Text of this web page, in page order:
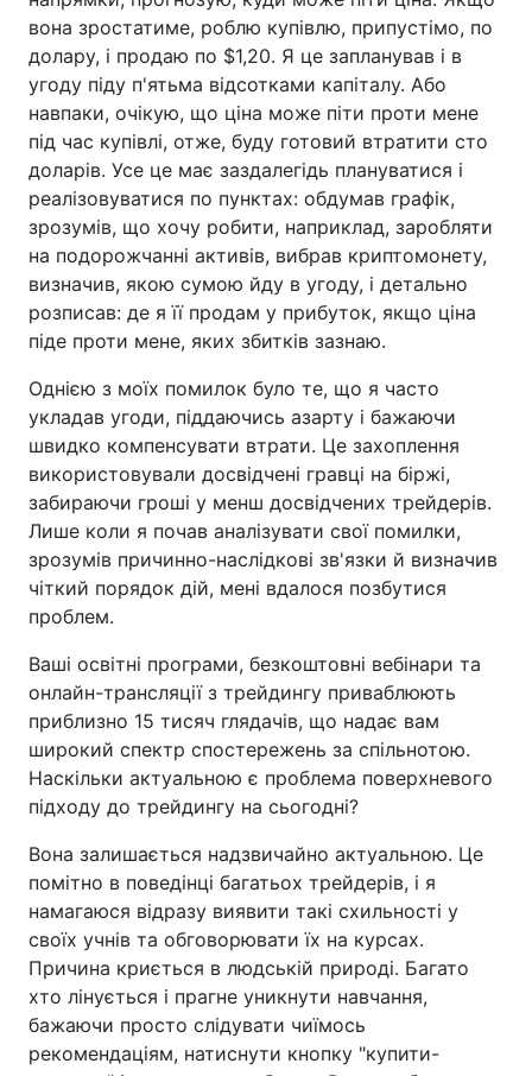
вона зростатиме, роблю купівлю, припустімо, по
долару, і продаю по $1,20. Я це запланував і в
угоду піду п'ятьма відсотками капіталу. Або
навпаки, очікую, що ціна може піти проти мене
під час купівлі, отже, буду готовий втратити сто
доларів. Усе це має заздалегідь плануватися і
реалізовуватися по пунктах: обдумав графік,
зрозумів, що хочу робити, наприклад, заробляти
на подорожчанні активів, вибрав криптомонету,
визначив, якою сумою йду в угоду, і детально
розписав: де я її продам у прибуток, якщо ціна
піде проти мене, яких збитків зазнаю.
Однією з моїх помилок було те, що я часто
укладав угоди, піддаючись азарту і бажаючи
швидко компенсувати втрати. Це захоплення
використовували досвідчені гравці на біржі,
забираючи гроші у менш досвідчених трейдерів.
Лише коли я почав аналізувати свої помилки,
зрозумів причинно-наслідкові зв'язки й визначив
чіткий порядок дій, мені вдалося позбутися
проблем.
Ваші освітні програми, безкоштовні вебінари та
онлайн-трансляції з трейдингу приваблюють
приблизно 15 тисяч глядачів, що надає вам
широкий спектр спостережень за спільнотою.
Наскільки актуальною є проблема поверхневого
підходу до трейдингу на сьогодні?
Вона залишається надзвичайно актуальною. Це
помітно в поведінці багатьох трейдерів, і я
намагаюся відразу виявити такі схильності у
своїх учнів та обговорювати їх на курсах.
Причина криється в людській природі. Багато
хто лінується і прагне уникнути навчання,
бажаючи просто слідувати чиїмось
рекомендаціям, натиснути кнопку "купити-